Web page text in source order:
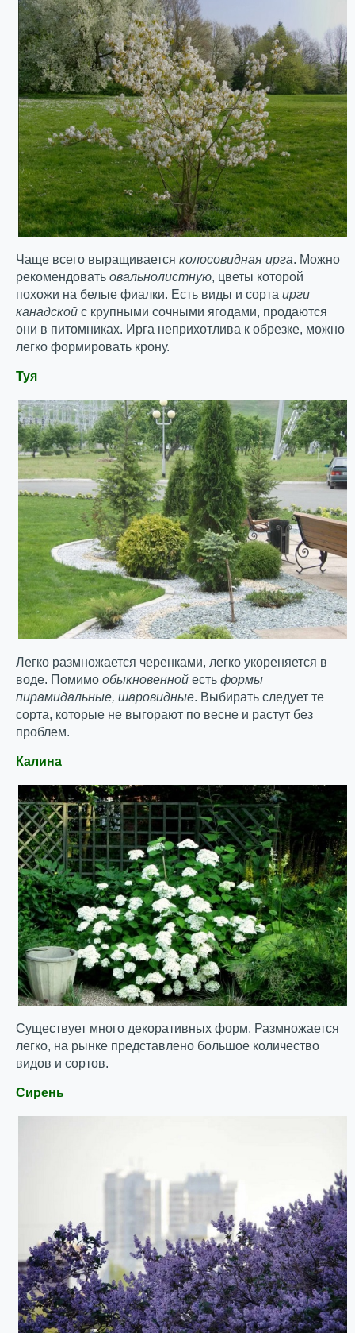
Чаще всего выращивается колосовидная ирга. Можно
рекомендовать овальнолистную, цветы которой
похожи на белые фиалки. Есть виды и сорта ирги
канадской с крупными сочными ягодами, продаются
они в питомниках. Ирга неприхотлива к обрезке, можно
легко формировать крону.
Туя
Легко размножается черенками, легко укореняется в
воде. Помимо обыкновенной есть формы
пирамидальные, шаровидные. Выбирать следует те
сорта, которые не выгорают по весне и растут без
проблем.
Калина
Существует много декоративных форм. Размножается
легко, на рынке представлено большое количество
видов и сортов.
Сирень